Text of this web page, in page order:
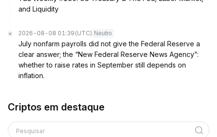
and Liquidity
2026-08-08 01:39 (UTC) Neutro
July nonfarm payrolls did not give the Federal Reserve a
clear answer; the “New Federal Reserve News Agency”:
whether to raise rates in September still depends on
inflation.
Criptos em destaque
Pesquisar